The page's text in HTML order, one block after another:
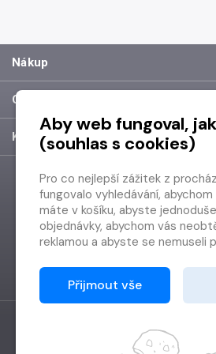
Nákup
O společnosti
Kontakt
Vytvořilo Grand IT
Aby web fungoval,
(souhlas s cookies)
Pro co nejlepší zážitek z
fungovalo vyhledávání,
máte v košíku, abyste
objednávky, abychom vás
reklamou a abyste se nemuseli
Proto od vás potřebujeme
zpracováním souborů cookies
Děkujeme, že nám ho dáte a
Přijmout vše